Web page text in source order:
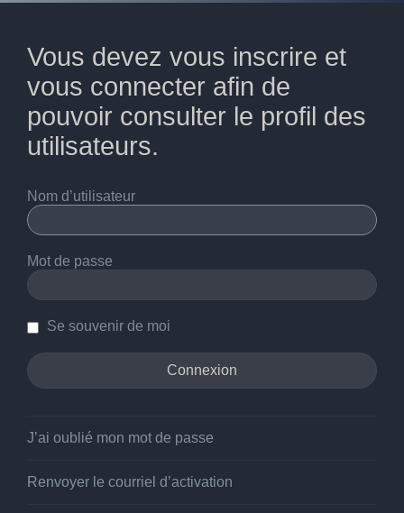
Vous devez vous inscrire et
vous connecter afin de
pouvoir consulter le profil des
utilisateurs.
Nom d’utilisateur
Mot de passe
Se souvenir de moi
J’ai oublié mon mot de passe
Renvoyer le courriel d’activation